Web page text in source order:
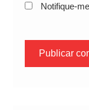
Notifique-